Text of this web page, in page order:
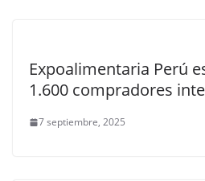
Expoalimentaria Perú
1.600 compradores
7 septiembre, 2025